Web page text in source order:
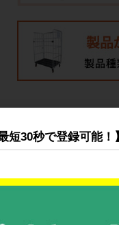
最短30秒で登録可能